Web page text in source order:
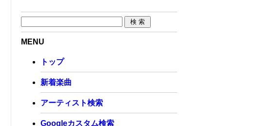
MENU
トップ
新着楽曲
アーティスト検索
Googleカスタム検索